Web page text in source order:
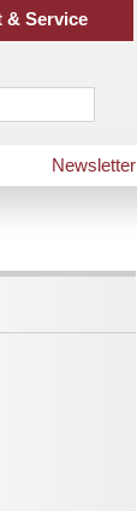
& Service
Newsletter